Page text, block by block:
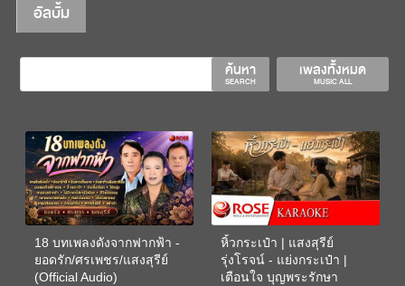
อัลบั้ม
เพลงทั้งหมด
MUSIC ALL
ค้นหา
SEARCH
18 บทเพลงดังจากฟากฟ้า -
ยอดรัก/ศรเพชร/แสงสุรีย์
(Official Audio)
หิ้วกระเป๋า | แสงสุรีย์
รุ่งโรจน์ - แย่งกระเป๋า |
เตือนใจ บุญพระรักษา